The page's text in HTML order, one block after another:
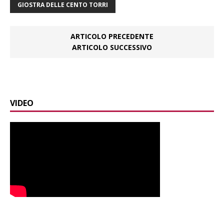
GIOSTRA DELLE CENTO TORRI
ARTICOLO PRECEDENTE
ARTICOLO SUCCESSIVO
VIDEO